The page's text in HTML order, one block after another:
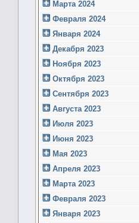
Марта 2024
Февраля 2024
Января 2024
Декабря 2023
Ноября 2023
Октября 2023
Сентября 2023
Августа 2023
Июля 2023
Июня 2023
Мая 2023
Апреля 2023
Марта 2023
Февраля 2023
Января 2023